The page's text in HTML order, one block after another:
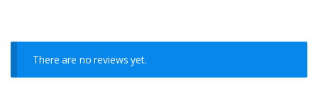
There are no reviews yet.